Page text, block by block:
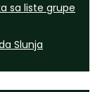
sa liste grupe
Slunja